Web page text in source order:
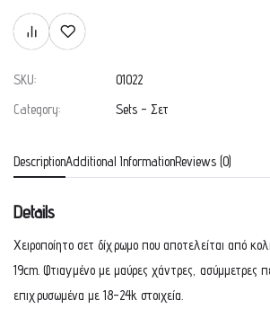
SKU:
01022
Category:
Sets - Σετ
DescriptionAdditional InformationReviews (0)
Details
Χειροποίητο σετ δίχρωμο που αποτελείται από
19cm. Φτιαγμένο με μαύρες χάντρες, ασύμμετρες
επιχρυσωμένα με 18-24k στοιχεία.